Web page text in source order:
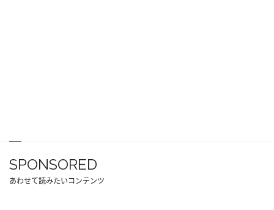
SPONSORED
あわせて読みたいコンテンツ